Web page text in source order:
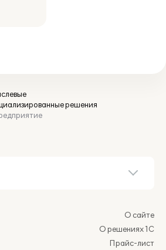
решения
О сайте
О решениях 1С
Прайс-лист